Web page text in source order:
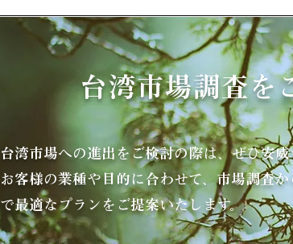
台湾市場調査を
台湾市場への進出をご検討の際は、ぜひ安
お客様の業種や目的に合わせて、市場調査
で最適なプランをご提案いたします。